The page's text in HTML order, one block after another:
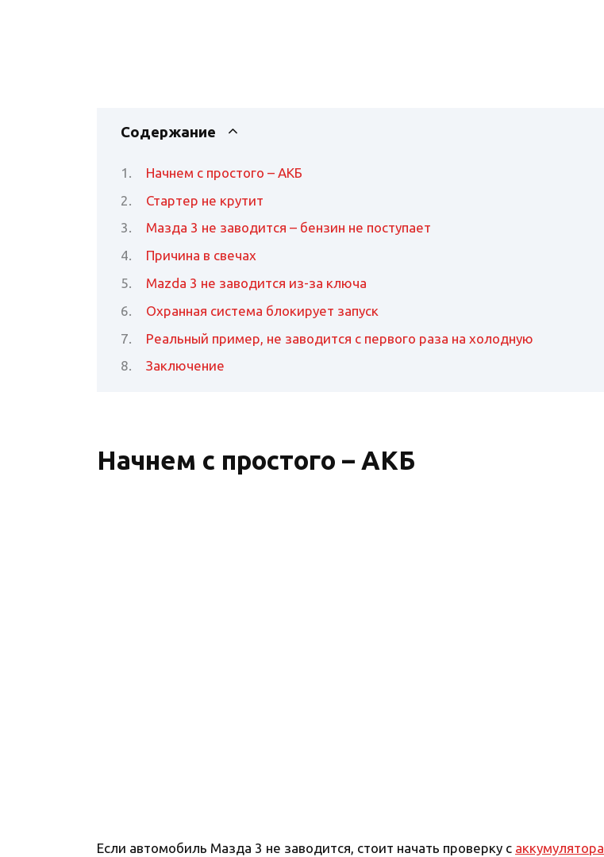
Содержание
Начнем с простого – АКБ
Стартер не крутит
Мазда 3 не заводится – бензин не поступает
Причина в свечах
Mazda 3 не заводится из-за ключа
Охранная система блокирует запуск
Реальный пример, не заводится с первого раза на холодную
Заключение
Начнем с простого – АКБ
Если автомобиль Мазда 3 не заводится, стоит начать проверку с аккумулятора